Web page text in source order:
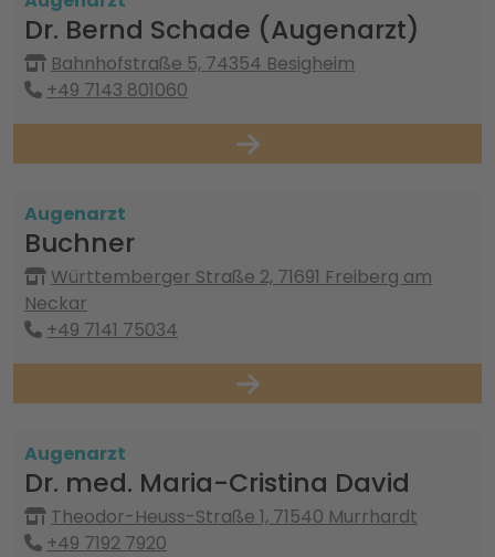
Dr. Bernd Schade (Augenarzt)
Bahnhofstraße 5, 74354 Besigheim
+49 7143 801060
Augenarzt
Buchner
Württemberger Straße 2, 71691 Freiberg am
Neckar
+49 7141 75034
Augenarzt
Dr. med. Maria-Cristina David
Theodor-Heuss-Straße 1, 71540 Murrhardt
+49 7192 7920